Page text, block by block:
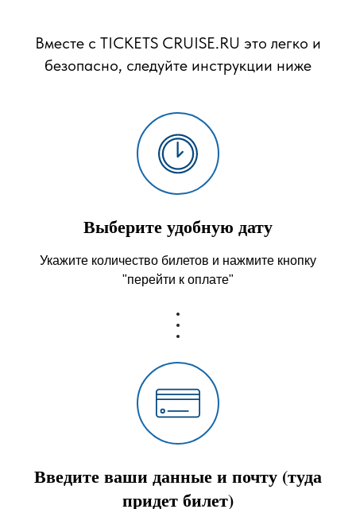
Вместе с TICKETS CRUISE.RU это легко и
безопасно, следуйте инструкции ниже
Выберите удобную дату
Укажите количество билетов и нажмите кнопку
"перейти к оплате"
Введите ваши данные и почту (туда
придет билет)